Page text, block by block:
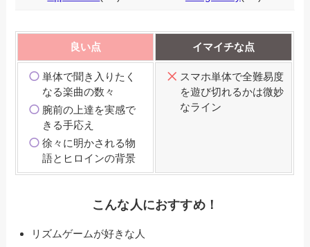
良い点 イマイチな点
単体で聞き入りたく
なる楽曲の数々
腕前の上達を実感で
きる手応え
徐々に明かされる物
語とヒロインの背景
スマホ単体で全難易度
を遊び切れるかは微妙
なライン
こんな人におすすめ！
リズムゲームが好きな人